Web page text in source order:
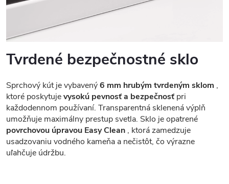
Tvrdené bezpečnostné sklo
Sprchový kút je vybavený6 mm hrubým tvrdeným sklom ,
ktoré poskytujevysokú pevnosť a bezpečnosť pri
každodennom používaní. Transparentná sklenená výplň
umožňuje maximálny prestup svetla. Sklo je opatrené
povrchovou úpravou Easy Clean , ktorá zamedzuje
usadzovaniu vodného kameňa a nečistôt, čo výrazne
uľahčuje údržbu.